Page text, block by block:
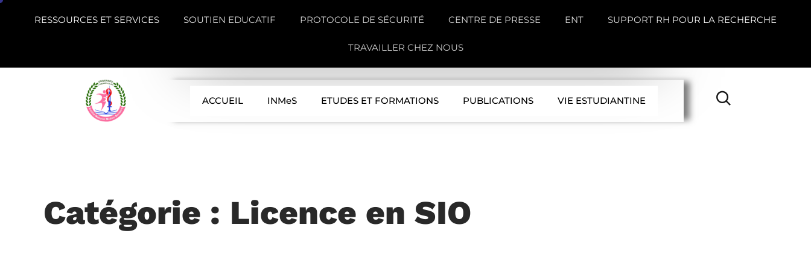
RESSOURCES ET SERVICES SOUTIEN EDUCATIF PROTOCOLE DE SÉCURITÉ CENTRE DE PRESSE ENT SUPPORT RH POUR LA RECHERCHE
TRAVAILLER CHEZ NOUS
ACCUEIL INMeS ETUDES ET FORMATIONS PUBLICATIONS VIE ESTUDIANTINE
Catégorie : Licence en SIO